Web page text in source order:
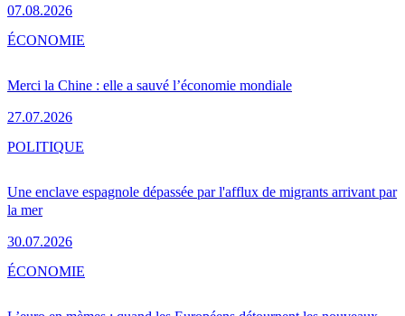
07.08.2026
Merci la Chine : elle a sauvé l’économie mondiale
27.07.2026
ÉCONOMIE
Une enclave espagnole dépassée par l'afflux de migrants arrivant par
la mer
30.07.2026
POLITIQUE
ÉCONOMIE